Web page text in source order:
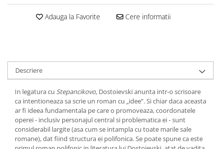
Adauga la Favorite Cere informatii
Descriere
In legatura cu Stepancikovo, Dostoievski anunta intr-o scrisoare
ca intentioneaza sa scrie un roman cu „idee”. Si chiar daca aceasta
ar fi ideea fundamentala pe care o promoveaza, coordonatele
operei - inclusiv personajul central si problematica ei - sunt
considerabil largite (asa cum se intampla cu toate marile sale
romane), dat fiind structura ei polifonica. Se poate spune ca este